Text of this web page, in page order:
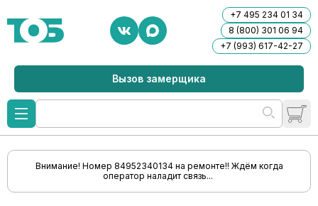
+7 495 234 01 34
8 (800) 301 06 94
+7 (993) 617-42-27
Вызов замерщика
Внимание! Номер 84952340134 на ремонте!! Ждём когда
оператор наладит связь...